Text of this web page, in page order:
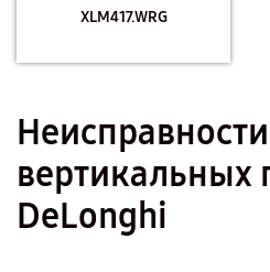
XLM417.WRG
Неисправности
вертикальных
DeLonghi